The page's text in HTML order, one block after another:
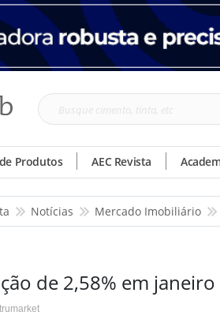
Busque
tinta,
etc
Produtos AEC Revista
Notícias Mercado Imobiliário
de 2,58% em